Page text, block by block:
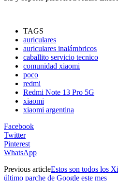
TAGS
auriculares
auriculares inalámbricos
caballito servicio tecnico
comunidad xiaomi
poco
redmi
Redmi Note 13 Pro 5G
xiaomi
xiaomi argentina
Facebook
Twitter
Pinterest
WhatsApp
Previous articleEstos son todos los
último parche de Google este mes